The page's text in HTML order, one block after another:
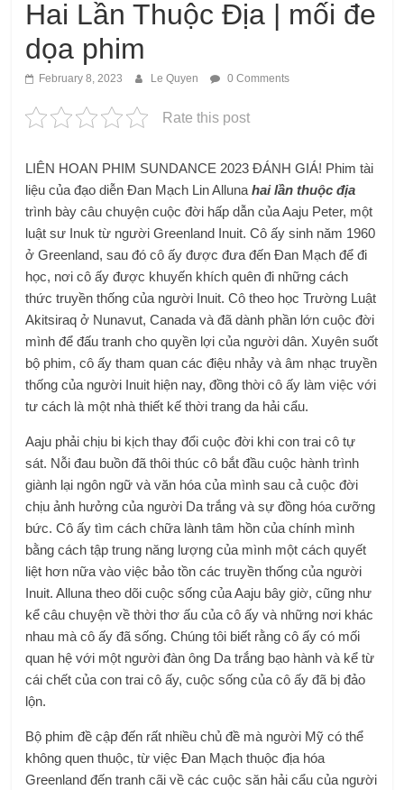
Hai Lần Thuộc Địa | mối đe
dọa phim
February 8, 2023 Le Quyen 0 Comments
Rate this post
LIÊN HOAN PHIM SUNDANCE 2023 ĐÁNH GIÁ! Phim tài
liệu của đạo diễn Đan Mạch Lin Allunahai lần thuộc địa
trình bày câu chuyện cuộc đời hấp dẫn của Aaju Peter, một
luật sư Inuk từ người Greenland Inuit. Cô ấy sinh năm 1960
ở Greenland, sau đó cô ấy được đưa đến Đan Mạch để đi
học, nơi cô ấy được khuyến khích quên đi những cách
thức truyền thống của người Inuit. Cô theo học Trường Luật
Akitsiraq ở Nunavut, Canada và đã dành phần lớn cuộc đời
mình để đấu tranh cho quyền lợi của người dân. Xuyên suốt
bộ phim, cô ấy tham quan các điệu nhảy và âm nhạc truyền
thống của người Inuit hiện nay, đồng thời cô ấy làm việc với
tư cách là một nhà thiết kế thời trang da hải cẩu.
Aaju phải chịu bi kịch thay đổi cuộc đời khi con trai cô tự
sát. Nỗi đau buồn đã thôi thúc cô bắt đầu cuộc hành trình
giành lại ngôn ngữ và văn hóa của mình sau cả cuộc đời
chịu ảnh hưởng của người Da trắng và sự đồng hóa cưỡng
bức. Cô ấy tìm cách chữa lành tâm hồn của chính mình
bằng cách tập trung năng lượng của mình một cách quyết
liệt hơn nữa vào việc bảo tồn các truyền thống của người
Inuit.Alluna theo dõi cuộc sống của Aaju bây giờ, cũng như
kể câu chuyện về thời thơ ấu của cô ấy và những nơi khác
nhau mà cô ấy đã sống. Chúng tôi biết rằng cô ấy có mối
quan hệ với một người đàn ông Da trắng bạo hành và kể từ
cái chết của con trai cô ấy, cuộc sống của cô ấy đã bị đảo
lộn.
Bộ phim đề cập đến rất nhiều chủ đề mà người Mỹ có thể
không quen thuộc, từ việc Đan Mạch thuộc địa hóa
Greenland đến tranh cãi về các cuộc săn hải cẩu của người